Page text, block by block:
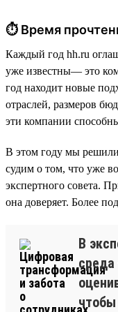
⏱ Время
Каждый год hh.ru
уже известны— это
год находит новые
отраслей, размеров
эти компании
В этом году мы
судим о том, что уже
экспертного совета.
она доверяет. Более
В